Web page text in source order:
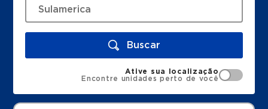
Buscar
Ative sua localização
Encontre unidades perto de você